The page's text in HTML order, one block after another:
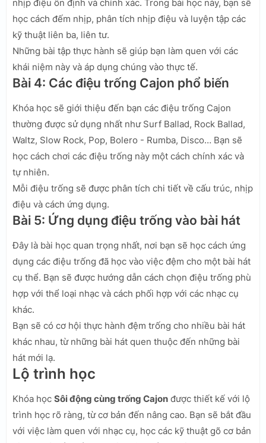
nhịp điệu ổn định và chính xác. Trong bài học này, bạn sẽ
học cách đếm nhịp, phân tích nhịp điệu và luyện tập các
kỹ thuật liên ba, liên tư.
Những bài tập thực hành sẽ giúp bạn làm quen với các
khái niệm này và áp dụng chúng vào thực tế.
Bài 4: Các điệu trống Cajon phổ biến
Khóa học sẽ giới thiệu đến bạn các điệu trống Cajon
thường được sử dụng nhất như Surf Ballad, Rock Ballad,
Waltz, Slow Rock, Pop, Bolero - Rumba, Disco… Bạn sẽ
học cách chơi các điệu trống này một cách chính xác và
tự nhiên.
Mỗi điệu trống sẽ được phân tích chi tiết về cấu trúc, nhịp
điệu và cách ứng dụng.
Bài 5: Ứng dụng điệu trống vào bài hát
Đây là bài học quan trọng nhất, nơi bạn sẽ học cách ứng
dụng các điệu trống đã học vào việc đệm cho một bài hát
cụ thể. Bạn sẽ được hướng dẫn cách chọn điệu trống phù
hợp với thể loại nhạc và cách phối hợp với các nhạc cụ
khác.
Bạn sẽ có cơ hội thực hành đệm trống cho nhiều bài hát
khác nhau, từ những bài hát quen thuộc đến những bài
hát mới lạ.
Lộ trình học
Khóa học Sôi động cùng trống Cajon được thiết kế với lộ
trình học rõ ràng, từ cơ bản đến nâng cao. Bạn sẽ bắt đầu
với việc làm quen với nhạc cụ, học các kỹ thuật gõ cơ bản